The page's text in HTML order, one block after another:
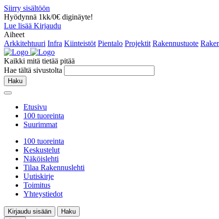
Siirry sisältöön
Hyödynnä 1kk/0€ diginäyte!
Lue lisää Kirjaudu
Aiheet
Arkkitehtuuri Infra Kiinteistöt Pientalo Projektit Rakennustuote
Kaikki mitä tietää pitää
Hae tältä sivustolta
Haku
Etusivu
100 tuoreinta
Suurimmat
100 tuoreinta
Keskustelut
Näköislehti
Tilaa Rakennuslehti
Uutiskirje
Toimitus
Yhteystiedot
Kirjaudu sisään
Haku